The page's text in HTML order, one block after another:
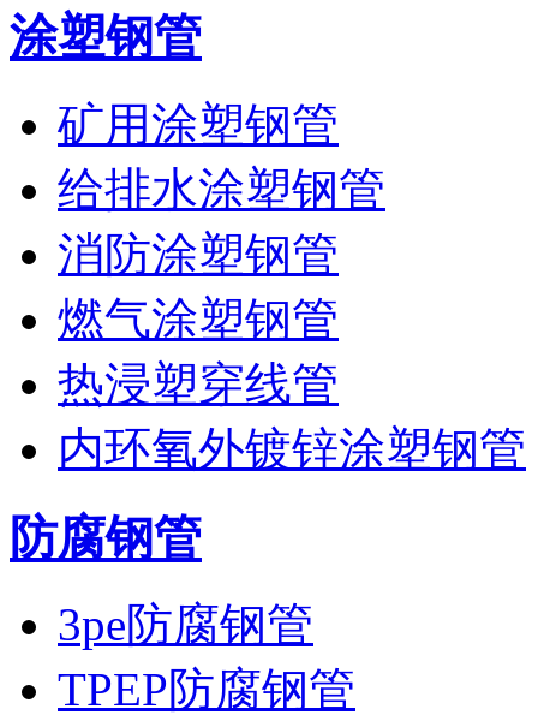
涂塑钢管
矿用涂塑钢管
给排水涂塑钢管
消防涂塑钢管
燃气涂塑钢管
热浸塑穿线管
内环氧外镀锌涂塑钢管
防腐钢管
3pe防腐钢管
TPEP防腐钢管